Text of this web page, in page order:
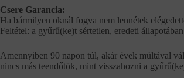
Csere Garancia:
Ha bármilyen oknál fogva nem lennétek
Feltétel: a gyűrű(ke)t sértetlen, eredeti
Amennyiben 90 napon túl, akár évek múltával
nincs más teendőtök, mint visszahozni a